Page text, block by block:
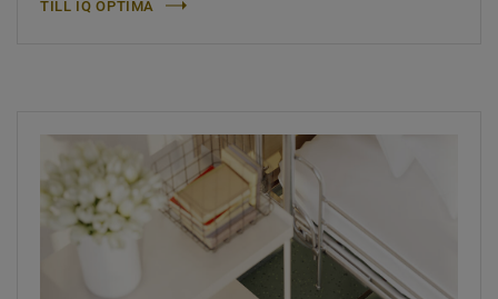
TILL IQ OPTIMA